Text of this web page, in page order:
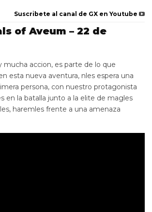
Suscribete al canal de GX en Youtube
of Aveum – 22 de
mucha accion, es parte de lo que
esta nueva aventura, nles espera una
persona, con nuestro protagonista
en la batalla junto a la elite de magles
haremles frente a una amenaza